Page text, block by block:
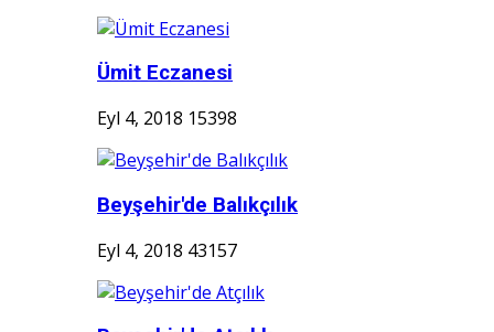
Ümit Eczanesi
Eyl 4, 2018 15398
Beyşehir'de Balıkçılık
Eyl 4, 2018 43157